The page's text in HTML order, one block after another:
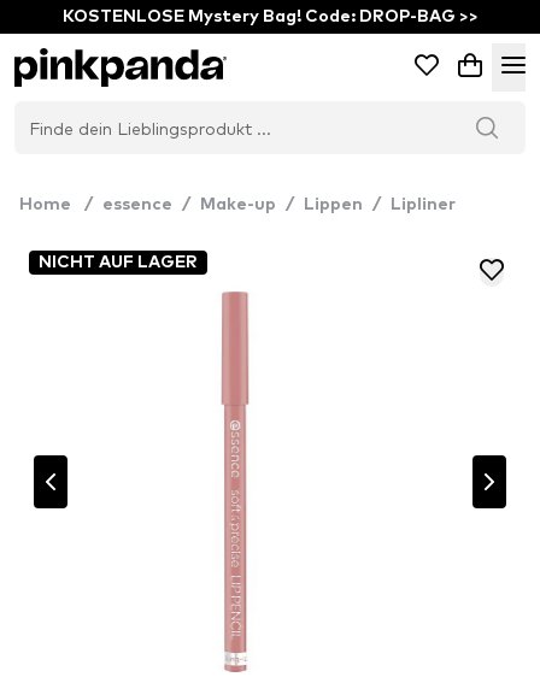
KOSTENLOSE Mystery Bag! Code: DROP-BAG >>
Home / essence / Make-up / Lippen / Lipliner
NICHT AUF LAGER